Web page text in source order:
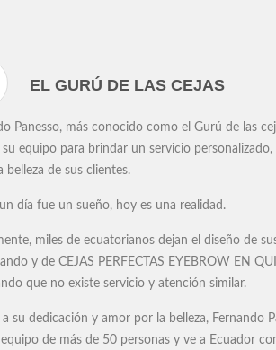
EL GURÚ DE LAS CEJAS
Panesso, más conocido como el Gurú de las
equipo para brindar un servicio
belleza de sus clientes.
día fue un sueño, hoy es una realidad.
miles de ecuatorianos dejan el diseño de
y de CEJAS PERFECTAS EYEBROW EN
que no existe servicio y atención similar.
a su dedicación y amor por la belleza, Fernando
de más de 50 personas y ve a Ecuador